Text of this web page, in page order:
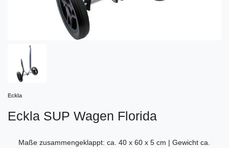
Eckla
Eckla SUP Wagen Florida
Maße zusammengeklappt: ca. 40 x 60 x 5 cm | Gewicht ca.